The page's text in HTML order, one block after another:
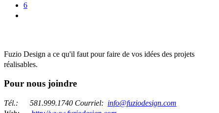
6
Fuzio Design a ce qu'il faut pour faire de vos idées des projets
réalisables.
Pour nous joindre
Tél.: 581.999.1740 Courriel: info@fuziodesign.com